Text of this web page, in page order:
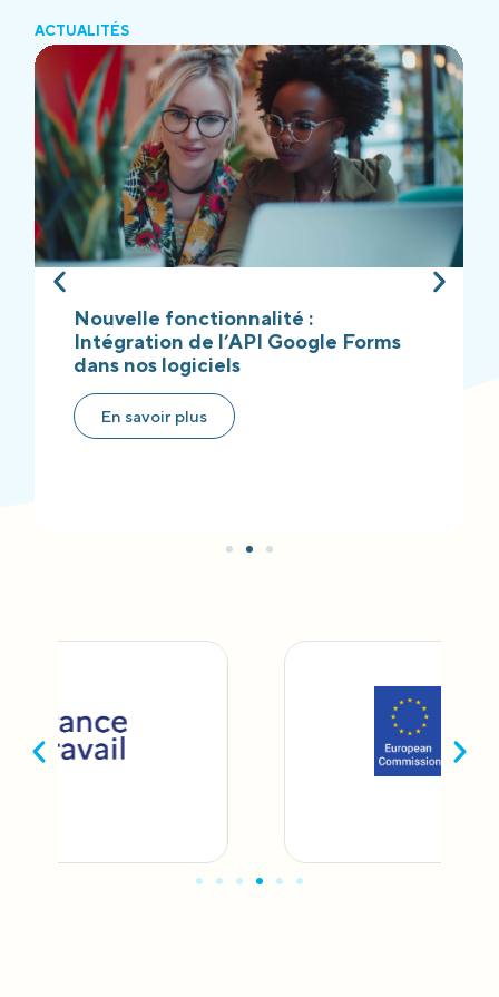
ACTUALITÉS
Nouvelle fonctionnalité :
Intégration de l’API Google Forms
dans nos logiciels
En savoir plus